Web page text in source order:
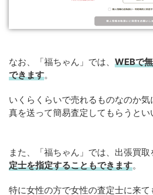
なお、「福ちゃん」では、 WEBで
できます。
いくらくらいで売れるものなのか
真を送って簡易査定してもらうとい
また、「福ちゃん」では、出張買
定士を指定することもできます。
特に女性の方で女性の査定士に来